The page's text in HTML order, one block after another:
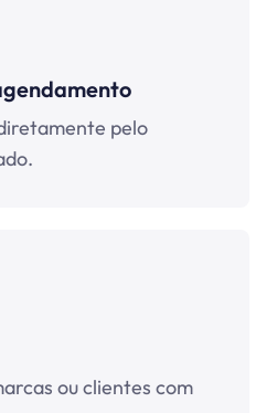
pelo
ou clientes com